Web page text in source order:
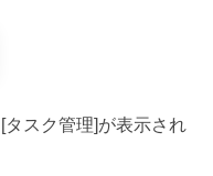
スク管理]が表示され